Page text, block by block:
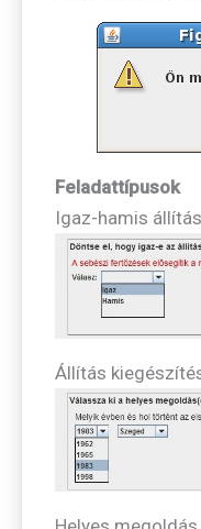
Feladattípusok
Igaz-hamis állítás.
Állítás